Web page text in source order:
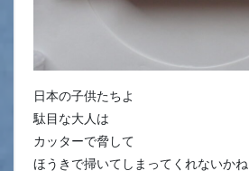
日本の子供たちよ
駄目な大人は
カッターで脅して
ほうきで掃いてしまってくれないかね